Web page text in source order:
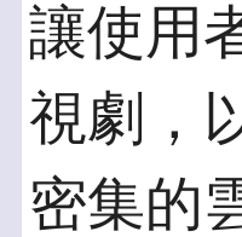
讓使用
視劇，
密集的